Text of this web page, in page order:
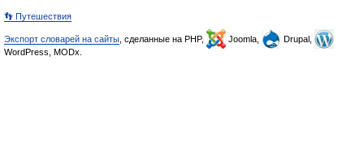
👣 Путешествия
Экспорт словарей на сайты , сделанные на PHP, Joomla,
Drupal,
WordPress, MODx.